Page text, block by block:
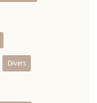
Divers